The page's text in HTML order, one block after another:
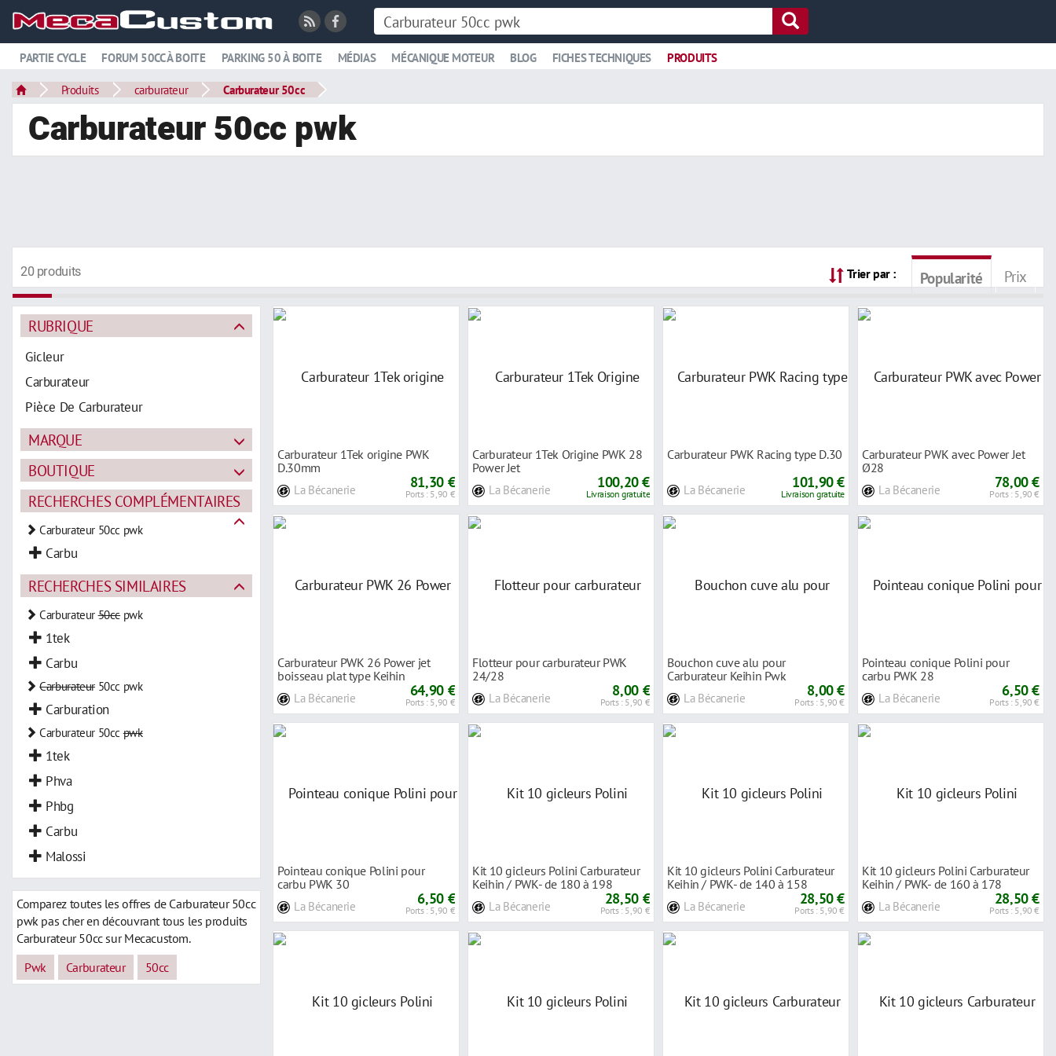
PARTIE CYCLE FORUM 50CC À BOITE PARKING 50 À BOITE MÉDIAS MÉCANIQUE MOTEUR BLOG FICHES TECHNIQUES PRODUITS
Produits carburateur Carburateur 50cc
Carburateur 50cc pwk
20 produits Trier par : Popularité Prix
RUBRIQUE
Gicleur
Carburateur
Pièce De Carburateur
MARQUE
BOUTIQUE
RECHERCHES COMPLÉMENTAIRES
Carburateur 50cc pwk
Carbu
RECHERCHES SIMILAIRES
Carburateur50ccpwk
1tek
Carbu
Carburateur 50cc pwk
Carburation
Carburateur 50ccpwk
1tek
Phva
Phbg
Carbu
Malossi
Comparez toutes les offres de Carburateur 50cc
pwk pas cher en découvrant tous les produits
Carburateur 50cc sur Mecacustom.
Pwk
Carburateur 50cc
Carburateur 1Tek origine PWK
D.30mm
La Bécanerie 81,30 €
Ports : 5,90 €
Carburateur 1Tek Origine PWK 28
Power Jet
La Bécanerie 100,20 €
Livraison gratuite
Carburateur PWK Racing type D.30
La Bécanerie 101,90 €
Livraison gratuite
Carburateur PWK avec Power Jet
Ø28
La Bécanerie 78,00 €
Ports : 5,90 €
Carburateur PWK 26 Power jet
boisseau plat type Keihin
La Bécanerie 64,90 €
Ports : 5,90 €
Flotteur pour carburateur PWK
24/28
La Bécanerie 8,00 €
Ports : 5,90 €
Bouchon cuve alu pour
Carburateur Keihin Pwk
La Bécanerie 8,00 €
Ports : 5,90 €
Pointeau conique Polini pour
carbu PWK 28
La Bécanerie 6,50 €
Ports : 5,90 €
Pointeau conique Polini pour
carbu PWK 30
La Bécanerie 6,50 €
Ports : 5,90 €
Kit 10 gicleurs Polini Carburateur
Keihin / PWK- de 180 à 198
La Bécanerie 28,50 €
Ports : 5,90 €
Kit 10 gicleurs Polini Carburateur
Keihin / PWK- de 140 à 158
La Bécanerie 28,50 €
Ports : 5,90 €
Kit 10 gicleurs Polini Carburateur
Keihin / PWK- de 160 à 178
La Bécanerie 28,50 €
Ports : 5,90 €